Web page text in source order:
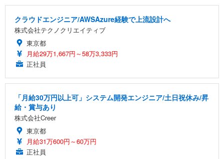
クラウドエンジニア/AWSAzure経験で上流設計へ
株式会社テクノクリエイティブ
東京都
月給29万1,667円～58万3,333円
正社員
「月給30万円以上可」システム開発エンジニア/土日祝休み/昇
給・賞与あり
株式会社Creer
東京都
月給31万600円～60万円
正社員